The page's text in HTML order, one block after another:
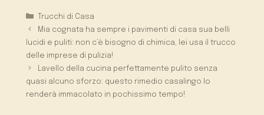
Categorie
Trucchi di Casa
Mia cognata ha sempre i pavimenti di casa sua belli
lucidi e puliti: non c’è bisogno di chimica, lei usa il trucco
delle imprese di pulizia!
Lavello della cucina perfettamente pulito senza
quasi alcuno sforzo: questo rimedio casalingo lo
renderà immacolato in pochissimo tempo!